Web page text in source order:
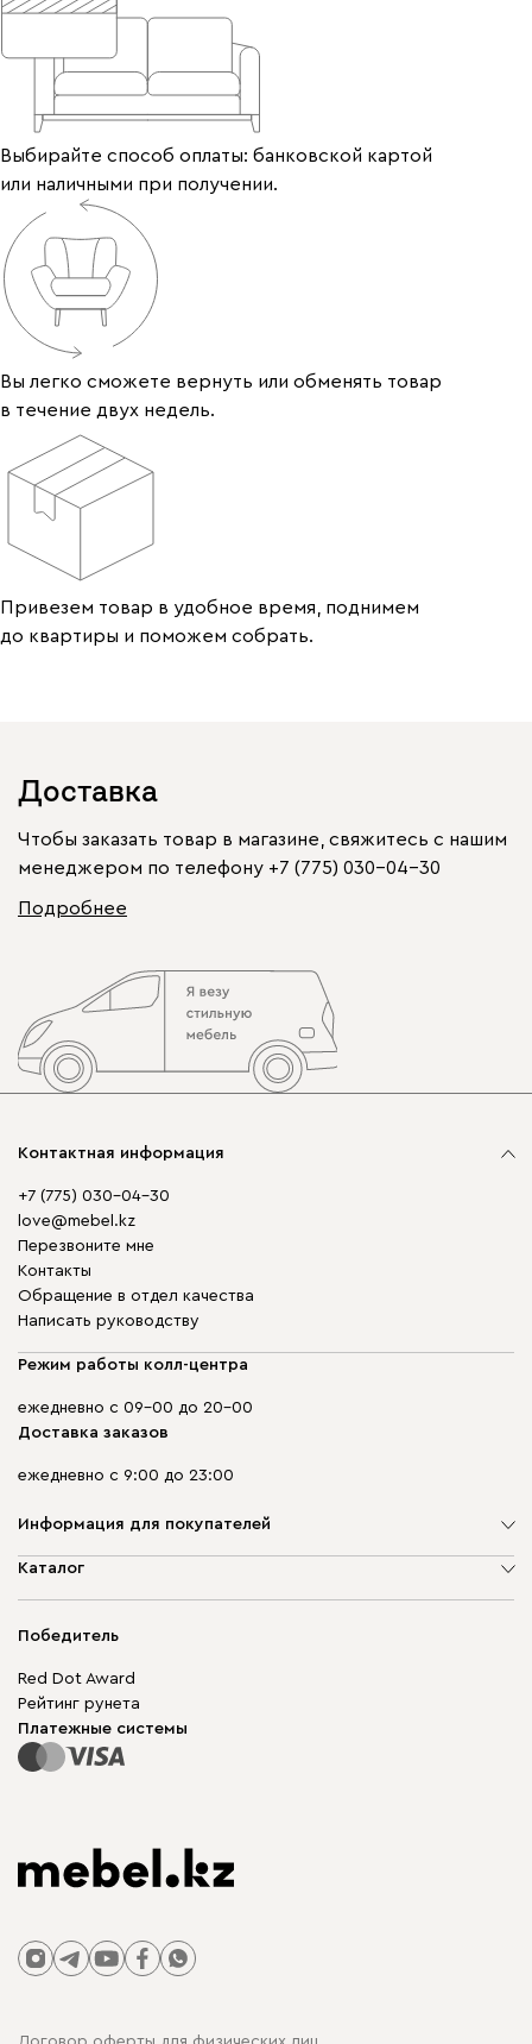
Выбирайте способ оплаты: банковской картой
или наличными при получении.
Вы легко сможете вернуть или обменять товар
в течение двух недель.
Привезем товар в удобное время, поднимем
до квартиры и поможем собрать.
Доставка
Чтобы заказать товар в магазине, свяжитесь с нашим
менеджером по телефону +7 (775) 030-04-30
Подробнее
Контактная информация
+7 (775) 030-04-30
love@mebel.kz
Перезвоните мне
Контакты
Обращение в отдел качества
Написать руководству
Режим работы колл-центра
ежедневно с 09-00 до 20-00
Доставка заказов
ежедневно с 9:00 до 23:00
Информация для покупателей
О компании
Гарантия
Карта сайта
Каталог
Корпусная мебель
Модульная мебель
Столы и стулья
Победитель
Red Dot Award
Рейтинг рунета
Платежные системы